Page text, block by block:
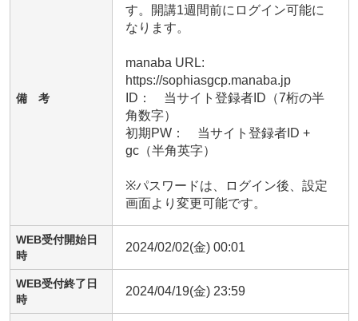
備 考
す。開講1週間前にログイン可能に
なります。
manaba URL:
https://sophiasgcp.manaba.jp
ID：　当サイト登録者ID（7桁の半
角数字）
初期PW：　当サイト登録者ID +
gc（半角英字）
※パスワードは、ログイン後、設定
画面より変更可能です。
WEB受付開始日
時
2024/02/02(金) 00:01
WEB受付終了日
時
2024/04/19(金) 23:59